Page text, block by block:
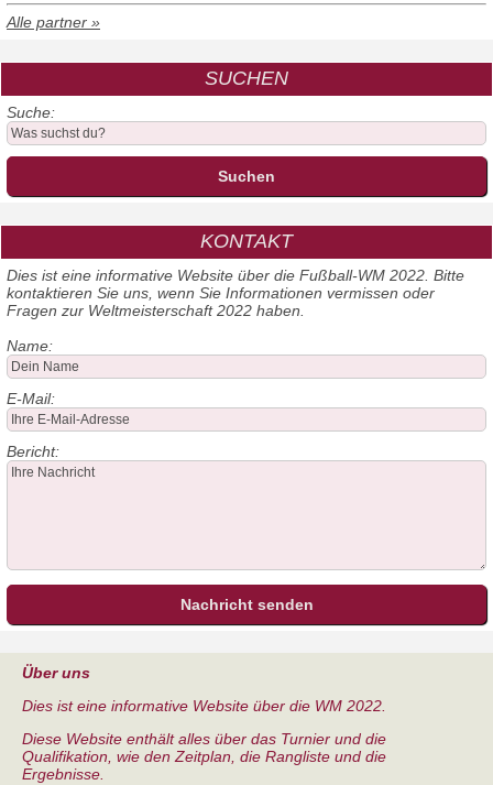
Alle partner »
SUCHEN
Suche:
KONTAKT
Dies ist eine informative Website über die Fußball-WM 2022. Bitte
kontaktieren Sie uns, wenn Sie Informationen vermissen oder
Fragen zur Weltmeisterschaft 2022 haben.
Name:
E-Mail:
Bericht:
Über uns
Dies ist eine informative Website über die WM 2022.
Diese Website enthält alles über das Turnier und die
Qualifikation, wie den Zeitplan, die Rangliste und die
Ergebnisse.